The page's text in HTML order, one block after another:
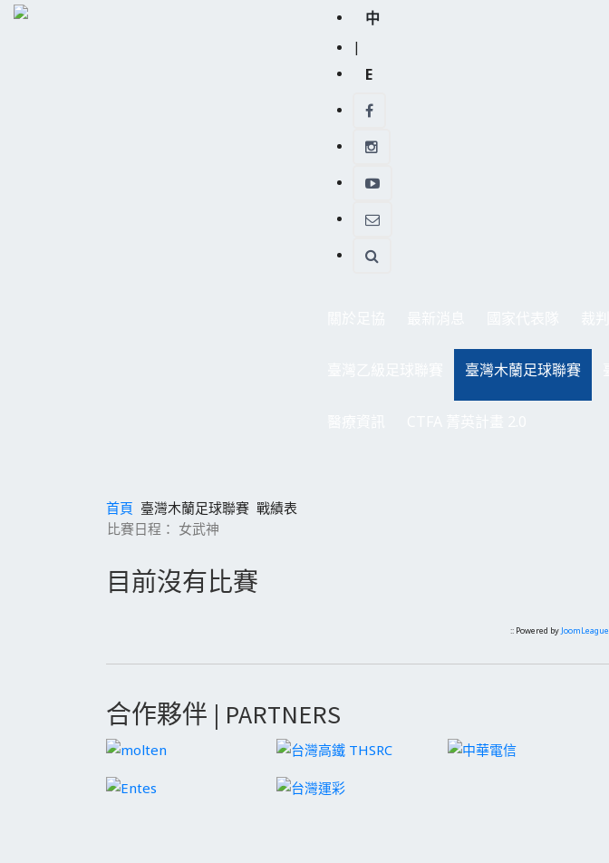
中
|
E
臺灣木蘭足球聯賽
首頁 臺灣木蘭足球聯賽 戰績表
比賽日程： 女武神
目前沒有比賽
:: Powered by JoomLeague
合作夥伴 | PARTNERS